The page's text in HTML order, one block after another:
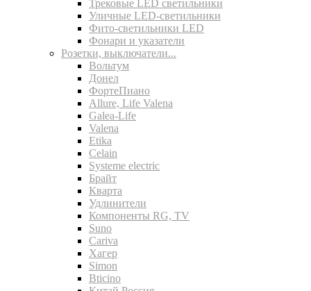
Трековые LED светильники
Уличные LED-светильники
Фито-светильники LED
Фонари и указатели
Розетки, выключатели...
Вольтум
Донел
ФортеПиано
Allure, Life Valena
Galea-Life
Valena
Etika
Celain
Systeme electric
Брайт
Кварта
Удлинители
Компоненты RG, TV
Suno
Cariva
Хагер
Simon
Bticino